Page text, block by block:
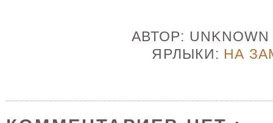
АВТОР:
ЯРЛЫКИ: НА